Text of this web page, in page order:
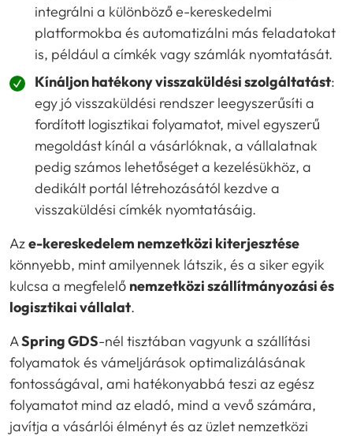
integrálni a különböző e-kereskedelmi
platformokba és automatizálni más feladatokat
is, például a címkék vagy számlák nyomtatását.
Kínáljon hatékony visszaküldési szolgáltatást:
egy jó visszaküldési rendszer leegyszerűsíti a
fordított logisztikai folyamatot, mivel egyszerű
megoldást kínál a vásárlóknak, a vállalatnak
pedig számos lehetőséget a kezelésükhöz, a
dedikált portál létrehozásától kezdve a
visszaküldési címkék nyomtatásáig.
Aze-kereskedelem nemzetközi kiterjesztése
könnyebb, mint amilyennek látszik, és a siker egyik
kulcsa a megfelelő nemzetközi szállítmányozási és
logisztikai vállalat.
ASpring GDS-nél tisztában vagyunk a szállítási
folyamatok és vámeljárások optimalizálásának
fontosságával, ami hatékonyabbá teszi az egész
folyamatot mind az eladó, mind a vevő számára,
javítja a vásárlói élményt és az üzlet nemzetközi